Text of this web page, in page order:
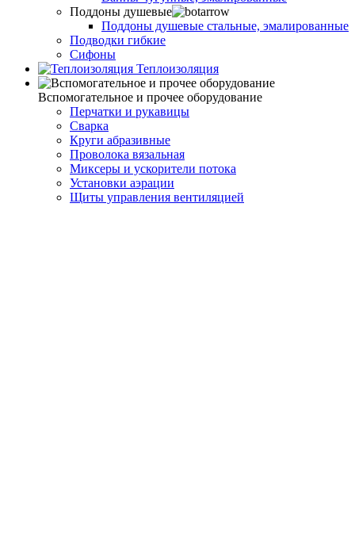
Поддоны душевые
Поддоны душевые стальные, эмалированные
Подводки гибкие
Сифоны
Теплоизоляция
Вспомогательное и прочее оборудование
Перчатки и рукавицы
Сварка
Круги абразивные
Проволока вязальная
Миксеры и ускорители потока
Установки аэрации
Щиты управления вентиляцией